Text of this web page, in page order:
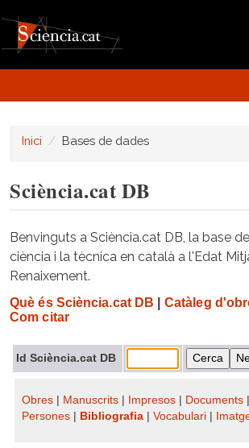
Inici Bases de dades
Sciència.cat DB
Benvinguts a Sciència.cat DB, la base
ciència i la tècnica en català a l'Edat
Renaixement.
Què és Sciència.cat DB Catàleg
Com citar
Id Sciència.cat DB
Obres Manuscrits Impresos Documents
Persones
Bibliografia Vocabulari